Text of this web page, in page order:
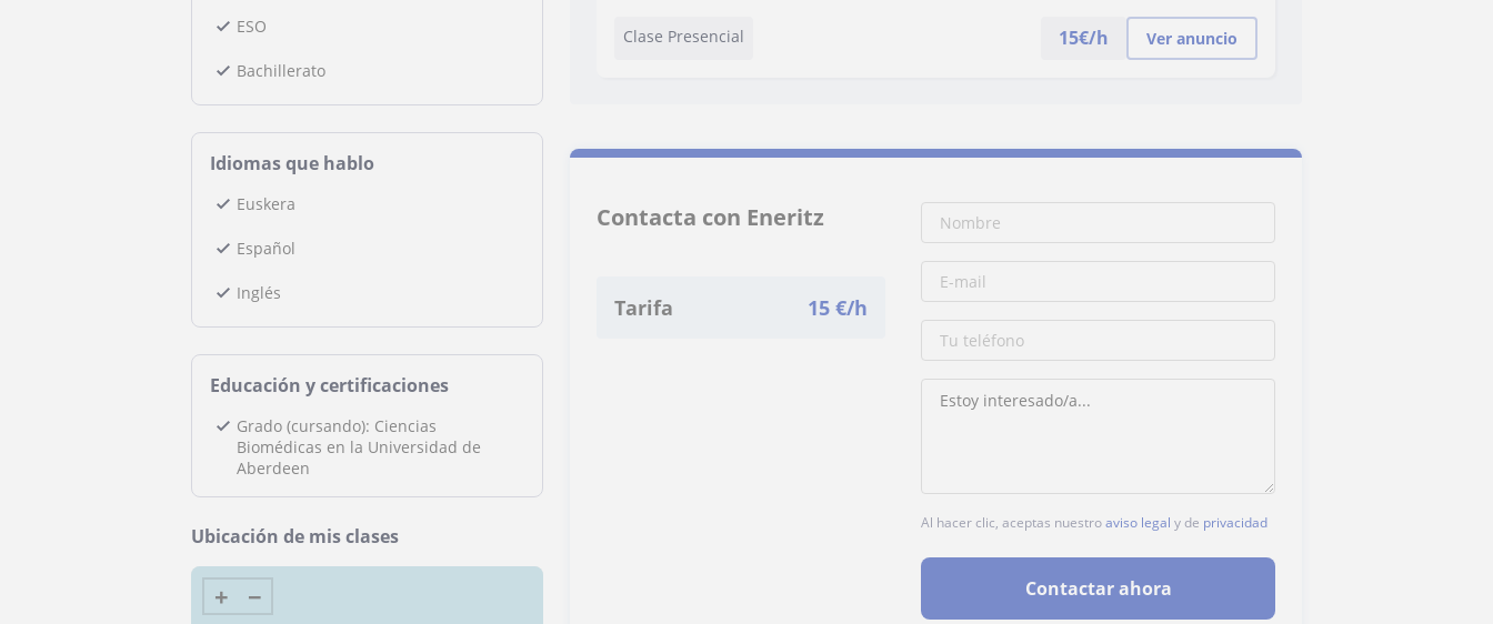
ESO
Bachillerato
Idiomas que hablo
Euskera
Español
Inglés
Educación y certificaciones
Grado (cursando): Ciencias
Biomédicas en la Universidad de
Aberdeen
Ubicación de mis clases
+ −
Clase Presencial 15€/h Ver anuncio
Contacta con Eneritz
Tarifa 15 €/h
Al hacer clic, aceptas nuestroaviso legal y de privacidad
Contactar ahora